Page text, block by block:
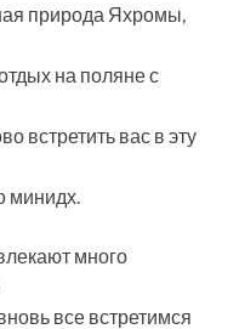
природа Яхромы,
на поляне с
встретить вас в эту
минидх.
много
все встретимся